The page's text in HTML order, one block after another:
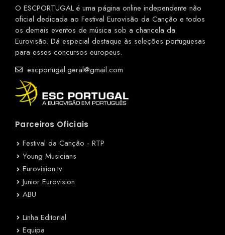
O ESCPORTUGAL é uma página online independente não
oficial dedicada ao Festival Eurovisão da Canção e todos
os demais eventos de música sob a chancela da
Eurovisão. Dá especial destaque às seleções portuguesas
para esses concursos europeus.
escportugal.geral@gmail.com
Parceiros Oficiais
Festival da Canção - RTP
Young Musicians
Eurovision.tv
Junior Eurovision
ABU
Linha Editorial
Equipa